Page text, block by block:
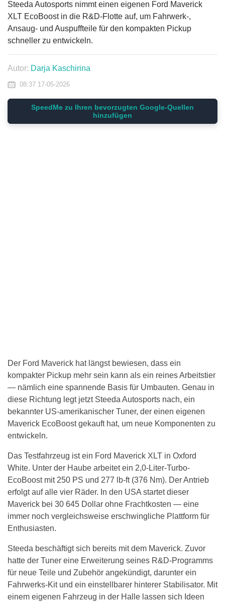
Steeda Autosports nimmt einen eigenen Ford Maverick
XLT EcoBoost in die R&D-Flotte auf, um Fahrwerk-,
Ansaug- und Auspuffteile für den kompakten Pickup
schneller zu entwickeln.
Autor: Darja Kaschirina
08:37 17-05-2026
SpeedMe zu Ihren bevorzugten Google-Quellen
hinzufügen
Der Ford Maverick hat längst bewiesen, dass ein
kompakter Pickup mehr sein kann als ein reines Arbeitstier
— nämlich eine spannende Basis für Umbauten. Genau in
diese Richtung legt jetzt Steeda Autosports nach, ein
bekannter US-amerikanischer Tuner, der einen eigenen
Maverick EcoBoost gekauft hat, um neue Komponenten zu
entwickeln.
Das Testfahrzeug ist ein Ford Maverick XLT in Oxford
White. Unter der Haube arbeitet ein 2,0-Liter-Turbo-
EcoBoost mit 250 PS und 277 lb-ft (376 Nm). Der Antrieb
erfolgt auf alle vier Räder. In den USA startet dieser
Maverick bei 30 645 Dollar ohne Frachtkosten — eine
immer noch vergleichsweise erschwingliche Plattform für
Enthusiasten.
Steeda beschäftigt sich bereits mit dem Maverick. Zuvor
hatte der Tuner eine Erweiterung seines R&D-Programms
für neue Teile und Zubehör angekündigt, darunter ein
Fahrwerks-Kit und ein einstellbarer hinterer Stabilisator. Mit
einem eigenen Fahrzeug in der Halle lassen sich Ideen